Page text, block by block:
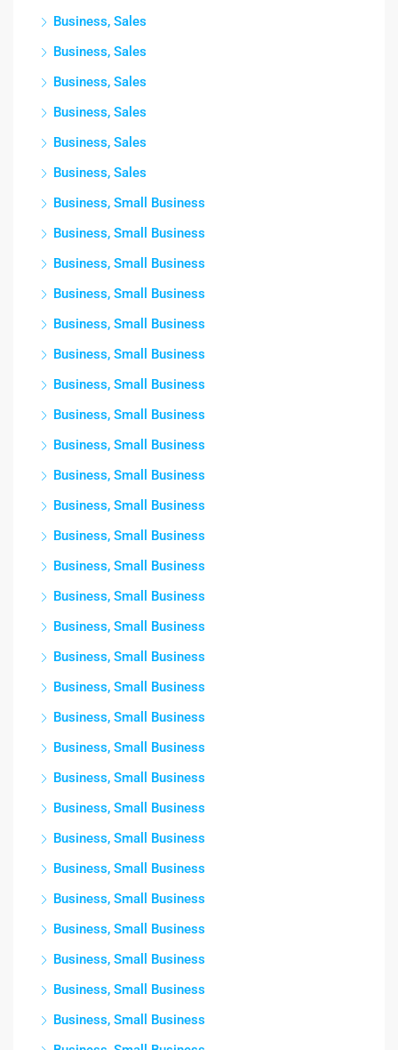
Business, Sales
Business, Sales
Business, Sales
Business, Sales
Business, Sales
Business, Sales
Business, Small Business
Business, Small Business
Business, Small Business
Business, Small Business
Business, Small Business
Business, Small Business
Business, Small Business
Business, Small Business
Business, Small Business
Business, Small Business
Business, Small Business
Business, Small Business
Business, Small Business
Business, Small Business
Business, Small Business
Business, Small Business
Business, Small Business
Business, Small Business
Business, Small Business
Business, Small Business
Business, Small Business
Business, Small Business
Business, Small Business
Business, Small Business
Business, Small Business
Business, Small Business
Business, Small Business
Business, Small Business